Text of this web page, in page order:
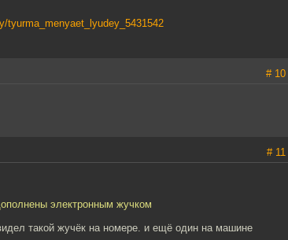
tyurma_menyaet_lyudey_5431542
# 10
# 11
электронным жучком
такой жучёк на номере. и ещё один на машине